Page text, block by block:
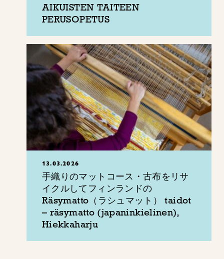
AIKUISTEN TAITEEN
PERUSOPETUS
13.03.2026
手織りのマットコース・古布をリサ
イクルしてフィンランドの
Räsymatto（ラシュマット） taidot
– räsymatto (japaninkielinen),
Hiekkaharju